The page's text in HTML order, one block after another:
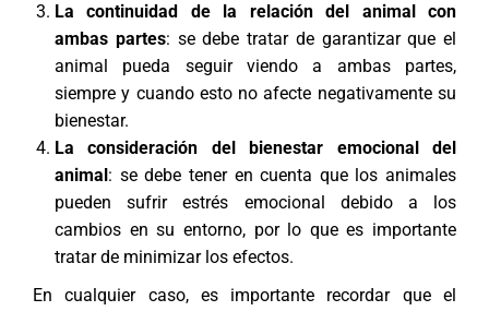
La continuidad de la relación del animal con
ambas partes: se debe tratar de garantizar que el
animal pueda seguir viendo a ambas partes,
siempre y cuando esto no afecte negativamente su
bienestar.
La consideración del bienestar emocional del
animal: se debe tener en cuenta que los animales
pueden sufrir estrés emocional debido a los
cambios en su entorno, por lo que es importante
tratar de minimizar los efectos.
En cualquier caso, es importante recordar que el